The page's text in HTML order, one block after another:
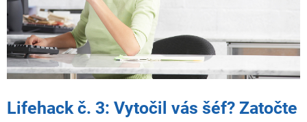
Lifehack č. 3: Vytočil vás šéf? Zatočte